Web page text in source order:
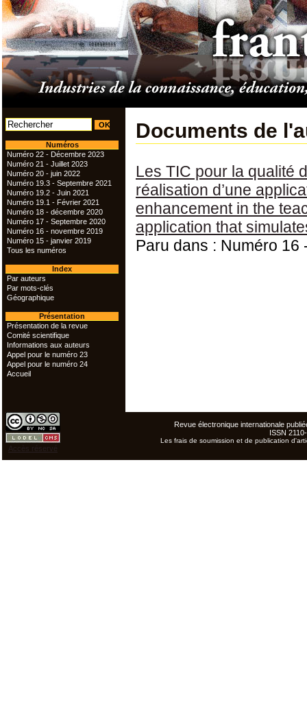
Numéros
Numéro 22 - Décembre 2023
Numéro 21 - Juillet 2023
Numéro 20 - juin 2022
Numéro 19.3 - Septembre 2021
Numéro 19.2 - Juin 2021
Numéro 19.1 - Février 2021
Numéro 18 - décembre 2020
Numéro 17 - Septembre 2020
Numéro 16 - novembre 2019
Numéro 15 - janvier 2019
Tous les numéros
Index
Par auteurs
Par mots-clés
Géographique
Présentation
Présentation de la revue
Comité scientifique
Informations aux auteurs
Appel pour le numéro 23
Appel pour le numéro 24
Accueil
Documents de
Les TIC pour la qualité
réalisation d’une
enhancement in the
application that
Paru dans : Numéro 16
Accès réservé
Revue électronique internationale
ISSN
Les frais de soumission et de publication